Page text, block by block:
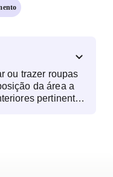
ou trazer roupas
da área a
pertinentes